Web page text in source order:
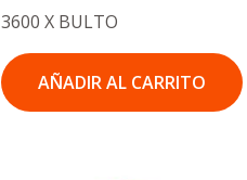
3600 X BULTO
AÑADIR AL CARRITO